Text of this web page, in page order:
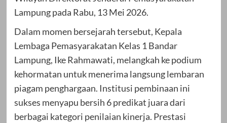
Lampung pada Rabu, 13 Mei 2026.
Dalam momen bersejarah tersebut, Kepala
Lembaga Pemasyarakatan Kelas 1 Bandar
Lampung, Ike Rahmawati, melangkah ke podium
kehormatan untuk menerima langsung lembaran
piagam penghargaan. Institusi pembinaan ini
sukses menyapu bersih 6 predikat juara dari
berbagai kategori penilaian kinerja. Prestasi